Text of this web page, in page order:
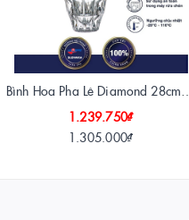
1.239.750₫
1.305.000₫